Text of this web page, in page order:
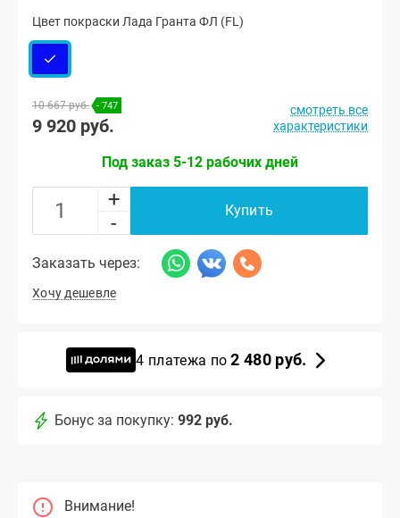
Цвет покраски Лада Гранта ФЛ (FL)
10 667 руб. - 747
9 920 руб.
смотреть все
характеристики
Под заказ 5-12 рабочих дней
+
-
Купить
Заказать через:
Хочу дешевле
4 платежа по2 480 руб.
Бонус за покупку: 992 руб.
Внимание!